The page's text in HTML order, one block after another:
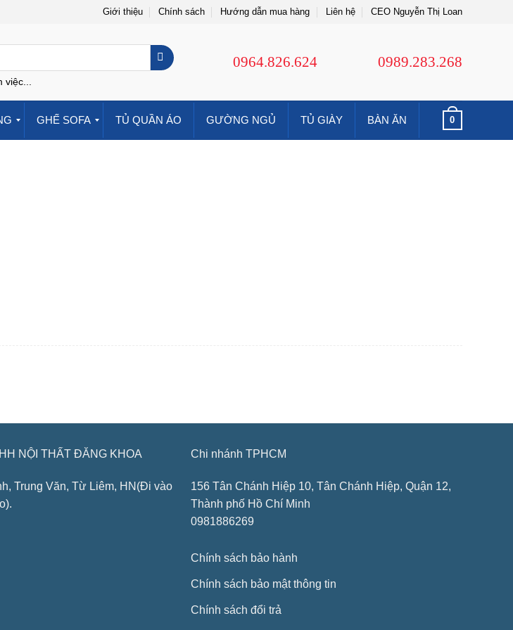
Giới thiệu Chính sách Hướng dẫn mua hàng Liên hệ CEO Nguyễn Thị Loan
việc...
0964.826.624 0989.283.268
GHẾ SOFA TỦ QUẦN ÁO GƯỜNG NGỦ TỦ GIÀY BÀN ĂN 0
NỘI THẤT ĐĂNG KHOA
Trung Văn, Từ Liêm, HN(Đi vào
Chi nhánh TPHCM
156 Tân Chánh Hiệp 10, Tân Chánh Hiệp, Quận 12,
Thành phố Hồ Chí Minh
0981886269
Chính sách bảo hành
Chính sách bảo mật thông tin
Chính sách đổi trả